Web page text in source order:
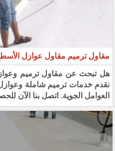
مقاول ترميم مقاول عوازل
هل تبحث عن مقاول ترميم
نقدم خدمات ترميم شاملة
العوامل الجوية. اتصل بنا الآن